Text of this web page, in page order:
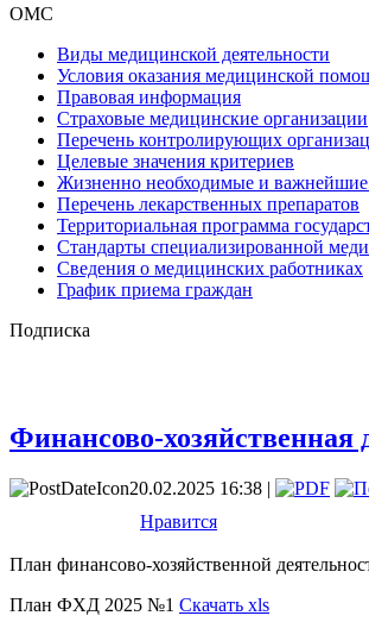
ОМС
Виды медицинской деятельности
Условия оказания медицинской
Правовая информация
Страховые медицинские организации
Перечень контролирующих
Целевые значения критериев
Жизненно необходимые и важнейшие
Перечень лекарственных препаратов
Территориальная программа
Стандарты специализированной
Сведения о медицинских работниках
График приема граждан
Подписка
Финансово-хозяйственная
20.02.2025 16:38 |
Нравится
План финансово-хозяйственной
План ФХД 2025 №1 Скачать xls